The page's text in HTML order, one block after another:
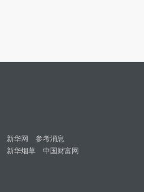
新华网
参考消息
新华烟草
中国财富网